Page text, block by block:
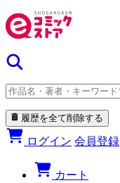
履歴を全て削除する
ログイン 会員登録
カート